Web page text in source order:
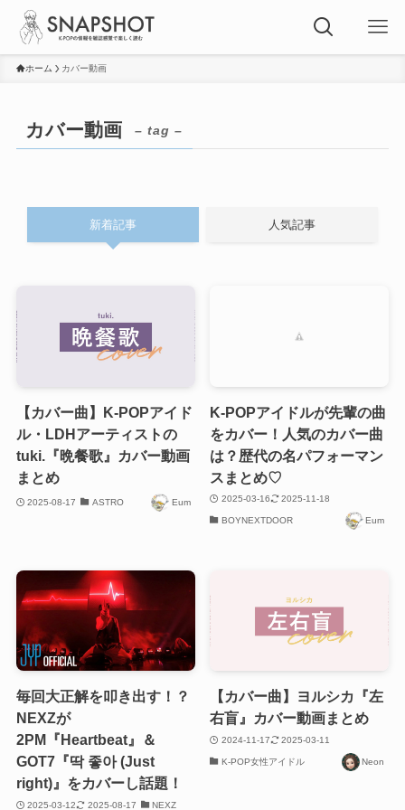
ホーム カバー動画
カバー動画 – tag –
新着記事 人気記事
【カバー曲】K-POPアイド
ル・LDHアーティストの
tuki.『晩餐歌』カバー動画
まとめ
2025-08-17 ASTRO Eum
K-POPアイドルが先輩の曲
をカバー！人気のカバー曲
は？歴代の名パフォーマン
スまとめ♡
2025-03-16 2025-11-18
BOYNEXTDOOR Eum
毎回大正解を叩き出す！？
NEXZが
2PM『Heartbeat』＆
GOT7『딱 좋아 (Just
right)』をカバーし話題！
2025-03-12 2025-08-17 NEXZ
【カバー曲】ヨルシカ『左
右盲』カバー動画まとめ
2024-11-17 2025-03-11
K-POP女性アイドル Neon